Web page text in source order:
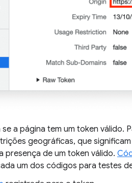
se a página tem um token válido.
geográficas, que
presença de um token válido.
um dos códigos para testes